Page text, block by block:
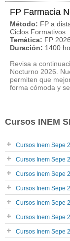
FP Farmacia
Método: FP a
Ciclos Formativos
Temática: FP 2026
Duración: 1400
Revisa a
Nocturno 2026.
permiten que
forma cómoda y
Cursos INEM
Cursos Inem Sepe
Cursos Inem Sepe
Cursos Inem Sepe
Cursos Inem Sepe
Cursos Inem Sepe
Cursos Inem Sepe
Cursos Inem Sepe